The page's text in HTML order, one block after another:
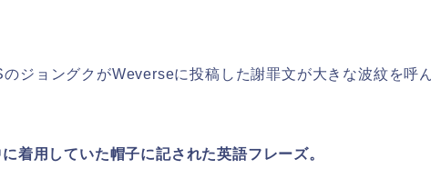
ジョングクがWeverseに投稿した謝罪文が大きな波紋を呼
着用していた帽子に記された英語フレーズ。